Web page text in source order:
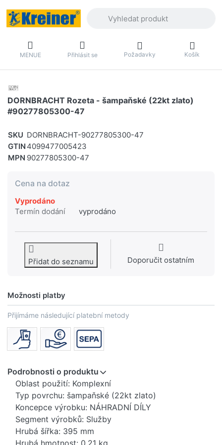
MENUE Přihlásit se Požadavky Košík
DORNBRACHT Rozeta - šampaňské (22kt zlato)
#90277805300-47
SKU DORNBRACHT-90277805300-47
GTIN 4099477005423
MPN 90277805300-47
Cena na dotaz
Vyprodáno
Termín dodání
vyprodáno
Přidat do seznamu Doporučit ostatním
Možnosti platby
Přijímáme následující platební metody
Podrobnosti o produktu
Oblast použití: Komplexní
Typ povrchu: šampaňské (22kt zlato)
Koncepce výrobku: NÁHRADNÍ DÍLY
Segment výrobků: Služby
Hrubá šířka: 395 mm
Hrubá hmotnost: 0,21 kg